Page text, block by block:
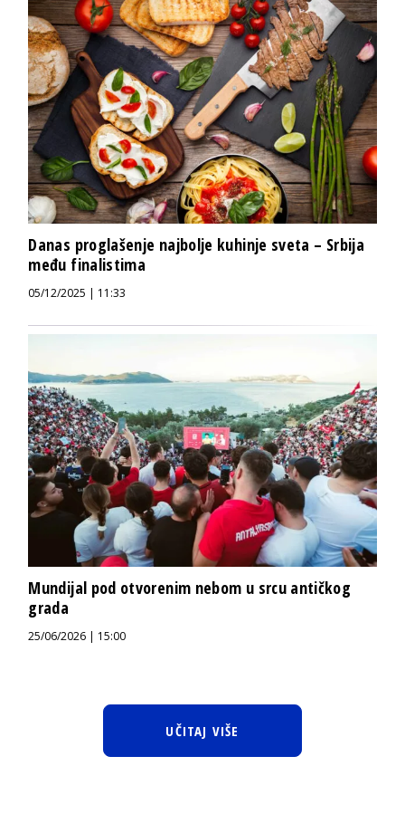
Danas proglašenje najbolje kuhinje sveta – Srbija
među finalistima
05/12/2025 | 11:33
Mundijal pod otvorenim nebom u srcu antičkog
grada
25/06/2026 | 15:00
UČITAJ VIŠE